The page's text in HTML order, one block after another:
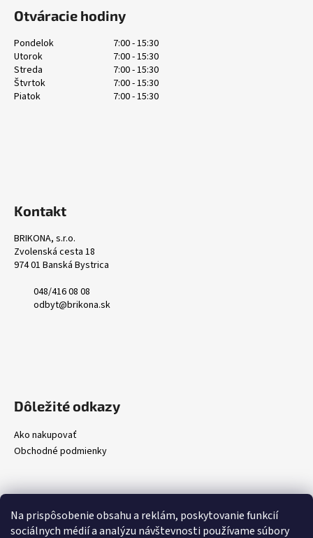
Na prispôsobenie obsahu a reklám, poskytovanie funkcií
sociálnych médií a analýzu návštevnosti používame súbory
Otváracie hodiny
Pondelok
7:00 - 15:30
Utorok
7:00 - 15:30
Streda
7:00 - 15:30
Štvrtok
7:00 - 15:30
Piatok
7:00 - 15:30
Kontakt
BRIKONA, s.r.o.
Zvolenská cesta 18
974 01 Banská Bystrica
048/416 08 08
odbyt@brikona.sk
Dôležité odkazy
Ako nakupovať
Obchodné podmienky